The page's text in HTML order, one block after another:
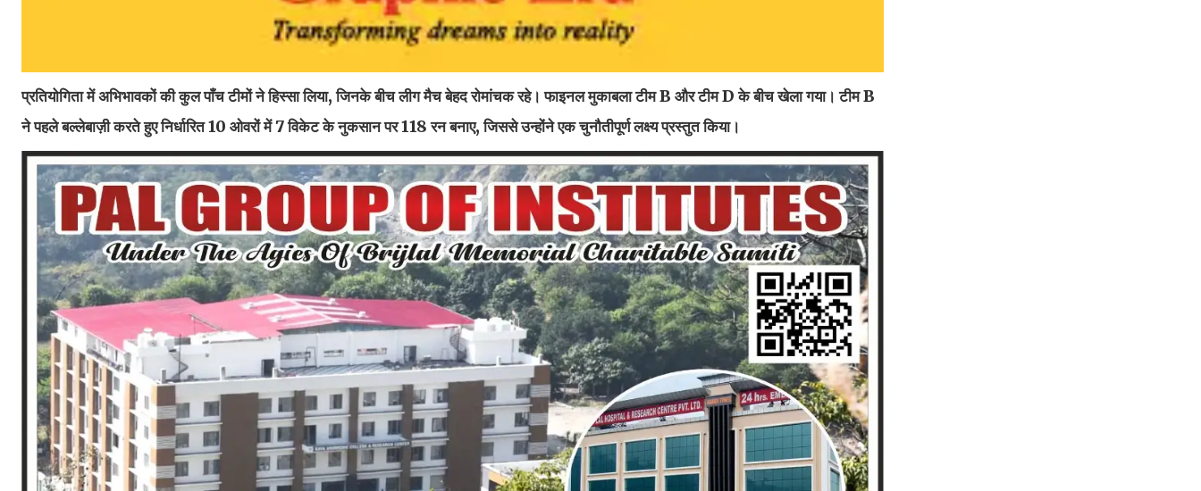
प्रतियोगिता में अभिभावकों की कुल पाँच टीमों ने हिस्सा लिया, जिनके बीच लीग मैच बेहद रोमांचक रहे। फाइनल मुकाबला टीम B और टीम D के बीच खेला गया। टीम B
ने पहले बल्लेबाज़ी करते हुए निर्धारित 10 ओवरों में 7 विकेट के नुकसान पर 118 रन बनाए, जिससे उन्होंने एक चुनौतीपूर्ण लक्ष्य प्रस्तुत किया।